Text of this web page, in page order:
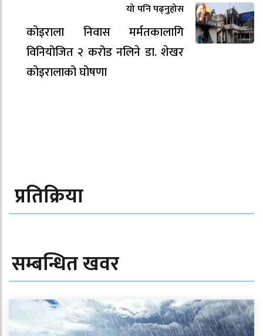
यो पनि पढ्नुहोस
कोइराला निवास मर्मतकालागि
विनियोजित २ करोड नलिने डा. शेखर
कोइरालाको घोषणा
प्रतिक्रिया
सम्बन्धित खवर